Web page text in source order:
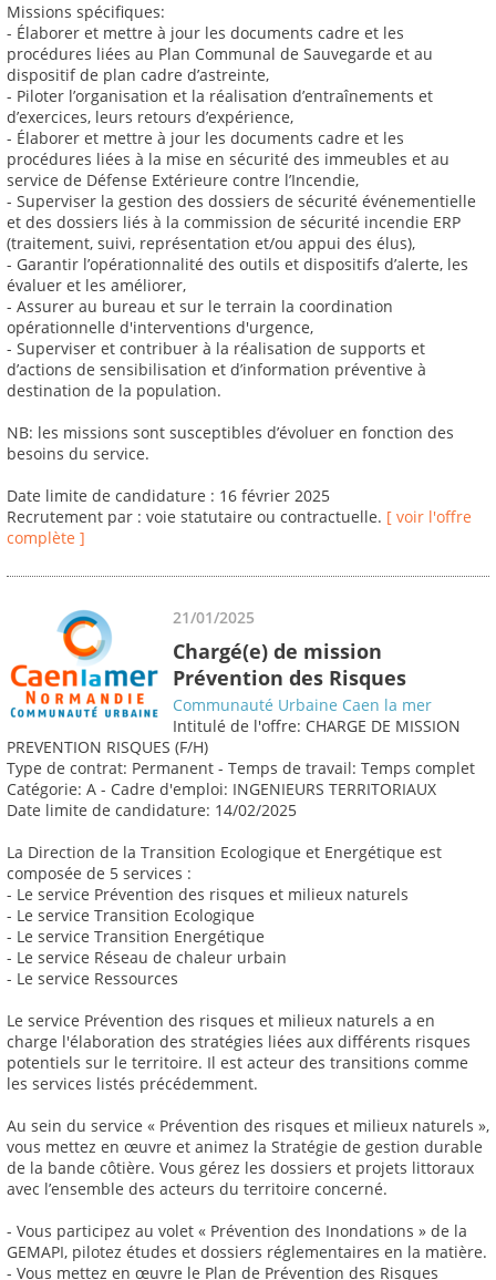
Missions spécifiques:
- Élaborer et mettre à jour les documents cadre et les
procédures liées au Plan Communal de Sauvegarde et au
dispositif de plan cadre d’astreinte,
- Piloter l’organisation et la réalisation d’entraînements et
d’exercices, leurs retours d’expérience,
- Élaborer et mettre à jour les documents cadre et les
procédures liées à la mise en sécurité des immeubles et au
service de Défense Extérieure contre l’Incendie,
- Superviser la gestion des dossiers de sécurité événementielle
et des dossiers liés à la commission de sécurité incendie ERP
(traitement, suivi, représentation et/ou appui des élus),
- Garantir l’opérationnalité des outils et dispositifs d’alerte, les
évaluer et les améliorer,
- Assurer au bureau et sur le terrain la coordination
opérationnelle d'interventions d'urgence,
- Superviser et contribuer à la réalisation de supports et
d’actions de sensibilisation et d’information préventive à
destination de la population.
NB: les missions sont susceptibles d’évoluer en fonction des
besoins du service.
Date limite de candidature : 16 février 2025
Recrutement par : voie statutaire ou contractuelle. [ voir l'offre
complète ]
21/01/2025
Chargé(e) de mission
Prévention des Risques
Communauté Urbaine Caen la mer
Intitulé de l'offre: CHARGE DE MISSION
PREVENTION RISQUES (F/H)
Type de contrat: Permanent - Temps de travail: Temps complet
Catégorie: A - Cadre d'emploi: INGENIEURS TERRITORIAUX
Date limite de candidature: 14/02/2025
La Direction de la Transition Ecologique et Energétique est
composée de 5 services :
- Le service Prévention des risques et milieux naturels
- Le service Transition Ecologique
- Le service Transition Energétique
- Le service Réseau de chaleur urbain
- Le service Ressources
Le service Prévention des risques et milieux naturels a en
charge l'élaboration des stratégies liées aux différents risques
potentiels sur le territoire. Il est acteur des transitions comme
les services listés précédemment.
Au sein du service « Prévention des risques et milieux naturels »,
vous mettez en œuvre et animez la Stratégie de gestion durable
de la bande côtière. Vous gérez les dossiers et projets littoraux
avec l’ensemble des acteurs du territoire concerné.
- Vous participez au volet « Prévention des Inondations » de la
GEMAPI, pilotez études et dossiers réglementaires en la matière.
- Vous mettez en œuvre le Plan de Prévention des Risques